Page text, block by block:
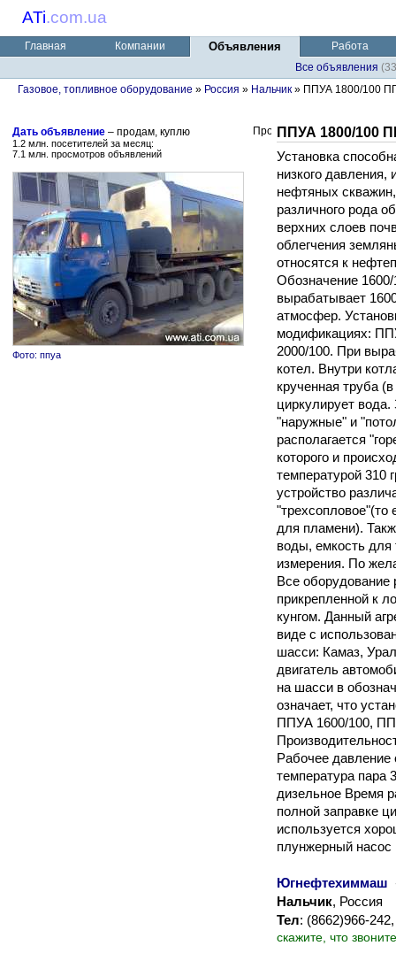
ATi.com.ua
Главная Компании Объявления
Работа
Все объявления
Газовое, топливное оборудование » Россия » Нальчик » ППУА 1800/100
Дать объявление – продам, куплю
1.2 млн. посетителей за месяц:
7.1 млн. просмотров объявлений
Фото: ппуа
ППУА 1800/100
Установка
низкого
нефтяных
различного рода
верхних слоев
облегчения
относятся к
Обозначение 1600/
вырабатывает
атмосфер.
модификациях:
2000/100. При
котел. Внутри
крученная труба
циркулирует
"наружные" и
располагается
которого и
температурой 310
устройство
"трехсопловое"(то
для пламени).
воды, емкость для
измерения. По
Все оборудование
прикрепленной к
кунгом. Данный
виде с
шасси: Камаз,
двигатель
на шасси в
означает, что
ППУА 1600/100,
Рабочее
температура пара
дизельное Время
полной заправке
используется
плунжерный насос
Югнефтехиммаш
Нальчик, Россия
Тел: (8662)966-
скажите, что